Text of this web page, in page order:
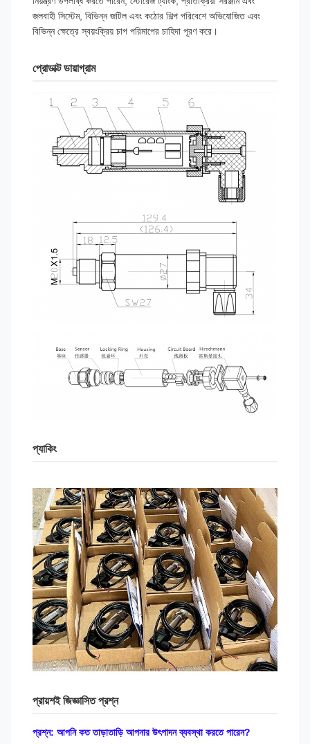
জলবাহী সিস্টেম, বিভিন্ন জটিল এবং কঠোর শিল্প পরিবেশে অভিযোজিত এবং
বিভিন্ন ক্ষেত্রে স্বয়ংক্রিয় চাপ পরিমাপের চাহিদা পূরণ করে।
প্রোডাক্ট ডায়াগ্রাম
প্যাকিং
প্রায়শই জিজ্ঞাসিত প্রশ্ন
প্রশ্ন: আপনি কত তাড়াতাড়ি আপনার উৎপাদন ব্যবস্থা করতে পারেন?